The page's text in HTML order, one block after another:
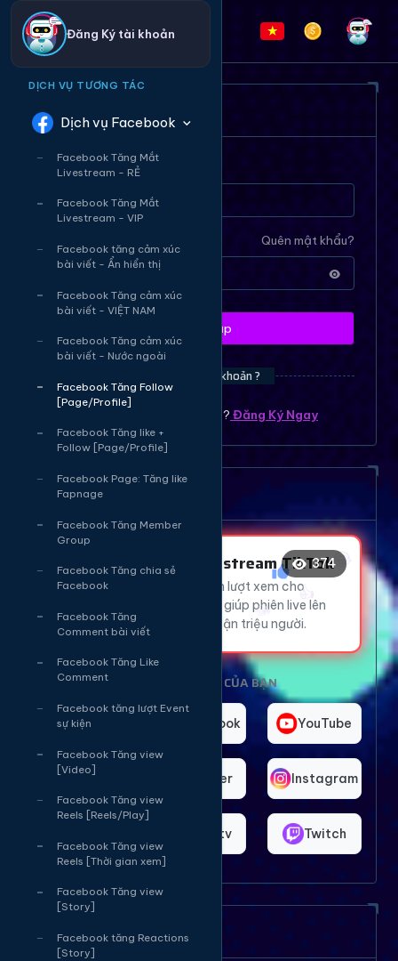
Đăng Ký tài khoản
DỊCH VỤ TƯƠNG TÁC
Dịch vụ Facebook
Facebook Tăng Mắt
Livestream - RẺ
Facebook Tăng Mắt
Livestream - VIP
Facebook tăng cảm xúc
bài viết - Ẩn hiển thị
Facebook Tăng cảm xúc
bài viết - VIỆT NAM
Facebook Tăng cảm xúc
bài viết - Nước ngoài
Facebook Tăng Follow
[Page/Profile]
Facebook Tăng like +
Follow [Page/Profile]
Facebook Page: Tăng like
Fapnage
Facebook Tăng Member
Group
Facebook Tăng chia sẻ
Facebook
Facebook Tăng
Comment bài viết
Facebook Tăng Like
Comment
Facebook tăng lượt Event
sự kiện
Facebook Tăng view
[Video]
Facebook Tăng view
Reels [Reels/Play]
Facebook Tăng view
Reels [Thời gian xem]
Facebook Tăng view
[Story]
Facebook tăng Reactions
[Story]
ĐĂNG NHẬP HỆ THỐNG
Tên tài khoản
Quên mật khẩu?
Đăng nhập
Bạn chưa có tài khoản ?
Bạn chưa có tài khoản ? ? Đăng Ký Ngay
Dịch vụ tăng mắt Livetream
Tăng Mắt Livestream TikTok
Thu hút hàng ngàn lượt xem cho
livestream TikTok, giúp phiên live lên
xu hướng và tiếp cận triệu người.
374
😂
😂
👍
😂
🔥
😂
❤️
CHỌN NỀN TẢNG CỦA BẠN
TikTok Facebook YouTube
Telegram Twitter Instagram
Bigo.tv Twitch
Dịch vụ của chúng tôi